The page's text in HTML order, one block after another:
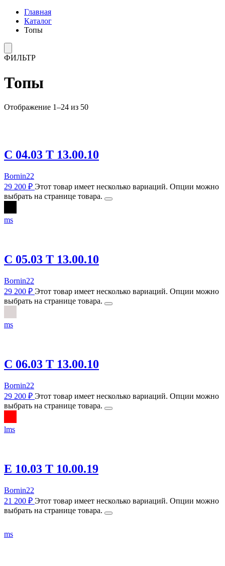
Главная
Каталог
Топы
ФИЛЬТР
Топы
Отображение 1–24 из 50
C 04.03 T 13.00.10
Bornin22
29 200 ₽ Этот товар имеет несколько вариаций. Опции можно
выбрать на странице товара.
ms
C 05.03 T 13.00.10
Bornin22
29 200 ₽ Этот товар имеет несколько вариаций. Опции можно
выбрать на странице товара.
ms
C 06.03 T 13.00.10
Bornin22
29 200 ₽ Этот товар имеет несколько вариаций. Опции можно
выбрать на странице товара.
lms
E 10.03 T 10.00.19
Bornin22
21 200 ₽ Этот товар имеет несколько вариаций. Опции можно
выбрать на странице товара.
ms